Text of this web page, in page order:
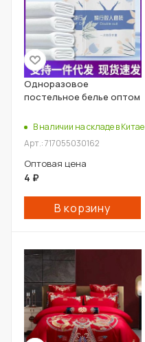
Одноразовое
постельное белье оптом
В наличии на складе в Китае
Арт.: 717055030162
Оптовая цена
4 ₽
В корзину